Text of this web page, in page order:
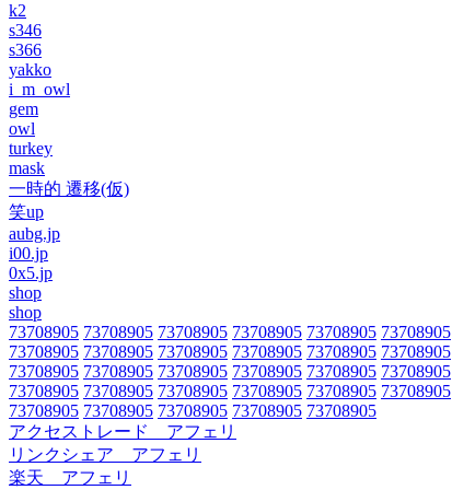
k2
s346
s366
yakko
i_m_owl
gem
owl
turkey
mask
一時的 遷移(仮)
笑up
aubg.jp
i00.jp
0x5.jp
shop
shop
73708905 73708905 73708905 73708905 73708905 73708905
73708905 73708905 73708905 73708905 73708905 73708905
73708905 73708905 73708905 73708905 73708905 73708905
73708905 73708905 73708905 73708905 73708905 73708905
73708905 73708905 73708905 73708905 73708905
アクセストレード アフェリ
リンクシェア アフェリ
楽天 アフェリ